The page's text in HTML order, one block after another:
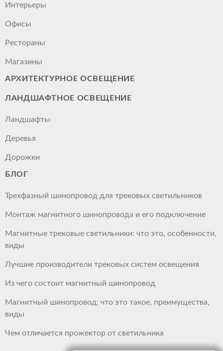
Интерьеры
Офисы
Рестораны
Магазины
АРХИТЕКТУРНОЕ ОСВЕЩЕНИЕ
ЛАНДШАФТНОЕ ОСВЕЩЕНИЕ
Ландшафты
Деревья
Дорожки
БЛОГ
Трехфазный шинопровод для трековых светильников
Монтаж магнитного шинопровода и его подключение
Магнитные трековые светильники: что это, особенности,
виды
Лучшие производители трековых систем освещения
Из чего состоит магнитный шинопровод
Магнитный шинопровод: что это такое, преимущества,
виды
Чем отличается прожектор от светильника